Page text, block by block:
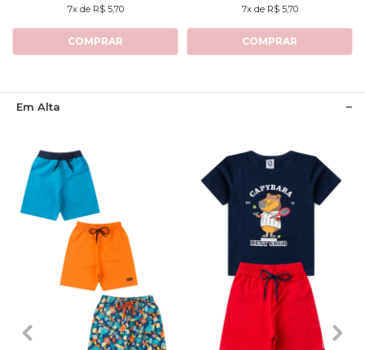
7x de R$ 5,70
COMPRAR
7x de R$ 5,70
COMPRAR
Em Alta
3 4 6 3